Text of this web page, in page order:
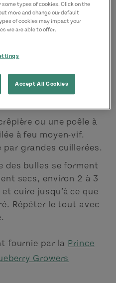
d’avoine, la cannelle,
sel dans un bol, puis
le miel, les
le mélange
ou une poêle à
à feu moyen-vif.
par grandes cuillerées.
des bulles se forment
secs, environ 2 à 3
cuire jusqu’à ce que
Répéter le tout avec
fournie par la Prince
Growers
types of cookies. Click on the
more and change our default
of cookies may impact your
we are able to offer.
Accept All Cookies